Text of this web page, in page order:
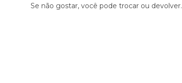
Se não gostar, você pode trocar ou devolver.